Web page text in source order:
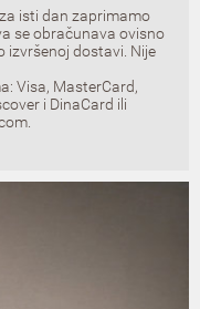
isti dan zaprimamo
se obračunava ovisno
izvršenoj dostavi. Nije
Visa, MasterCard,
i DinaCard ili